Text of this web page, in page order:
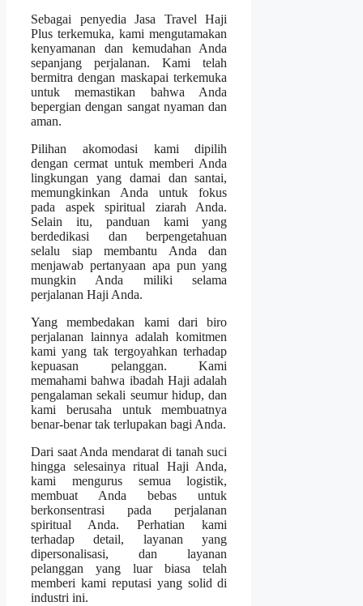
Sebagai penyedia Jasa Travel Haji
Plus terkemuka, kami mengutamakan
kenyamanan dan kemudahan Anda
sepanjang perjalanan. Kami telah
bermitra dengan maskapai terkemuka
untuk memastikan bahwa Anda
bepergian dengan sangat nyaman dan
aman.
Pilihan akomodasi kami dipilih
dengan cermat untuk memberi Anda
lingkungan yang damai dan santai,
memungkinkan Anda untuk fokus
pada aspek spiritual ziarah Anda.
Selain itu, panduan kami yang
berdedikasi dan berpengetahuan
selalu siap membantu Anda dan
menjawab pertanyaan apa pun yang
mungkin Anda miliki selama
perjalanan Haji Anda.
Yang membedakan kami dari biro
perjalanan lainnya adalah komitmen
kami yang tak tergoyahkan terhadap
kepuasan pelanggan. Kami
memahami bahwa ibadah Haji adalah
pengalaman sekali seumur hidup, dan
kami berusaha untuk membuatnya
benar-benar tak terlupakan bagi Anda.
Dari saat Anda mendarat di tanah suci
hingga selesainya ritual Haji Anda,
kami mengurus semua logistik,
membuat Anda bebas untuk
berkonsentrasi pada perjalanan
spiritual Anda. Perhatian kami
terhadap detail, layanan yang
dipersonalisasi, dan layanan
pelanggan yang luar biasa telah
memberi kami reputasi yang solid di
industri ini.